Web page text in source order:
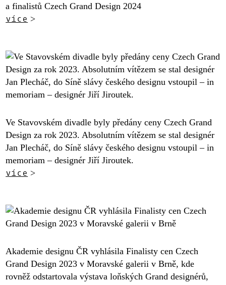
a finalistů Czech Grand Design 2024
více >
Ve Stavovském divadle byly předány ceny Czech Grand
Design za rok 2023. Absolutním vítězem se stal designér
Jan Plecháč, do Síně slávy českého designu vstoupil – in
memoriam – designér Jiří Jiroutek.
více >
Akademie designu ČR vyhlásila Finalisty cen Czech
Grand Design 2023 v Moravské galerii v Brně, kde
rovněž odstartovala výstava loňských Grand designérů,